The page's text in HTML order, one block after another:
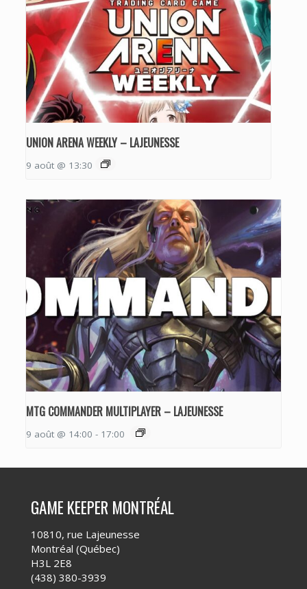
UNION ARENA WEEKLY – LAJEUNESSE
9 août @ 13:30
MTG COMMANDER MULTIPLAYER – LAJEUNESSE
9 août @ 14:00 - 17:00
GAME KEEPER MONTRÉAL
10810, rue Lajeunesse
Montréal (Québec)
H3L 2E8
(438) 380-3939